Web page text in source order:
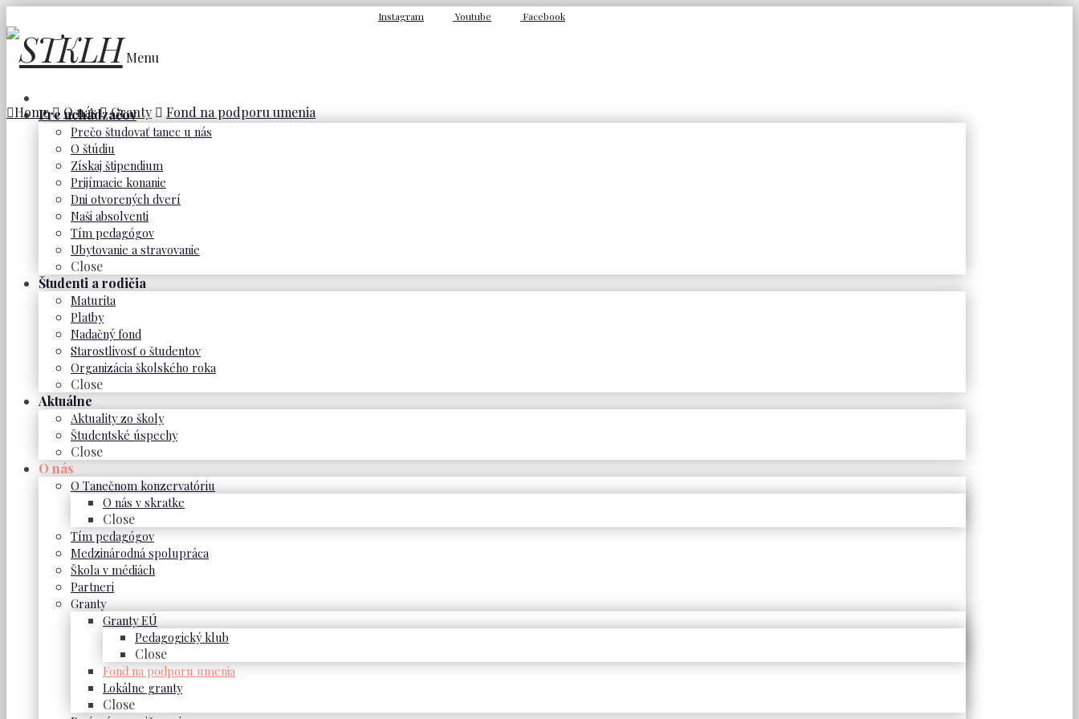
Instagram Youtube Facebook
Menu
Pre uchádzačov
Prečo študovať tanec u nás
O štúdiu
Získaj štipendium
Prijímacie konanie
Dni otvorených dverí
Naši absolventi
Tím pedagógov
Ubytovanie a stravovanie
Close
Študenti a rodičia
Maturita
Platby
Nadačný fond
Starostlivosť o študentov
Organizácia školského roka
Close
Aktuálne
Aktuality zo školy
Študentské úspechy
Close
O nás
O Tanečnom konzervatóriu
O nás v skratke
Close
Tím pedagógov
Medzinárodná spolupráca
Škola v médiách
Partneri
Granty
Granty EÚ
Pedagogický klub
Close
Fond na podporu umenia
Lokálne granty
Close
Home O nás Granty Fond na podporu umenia